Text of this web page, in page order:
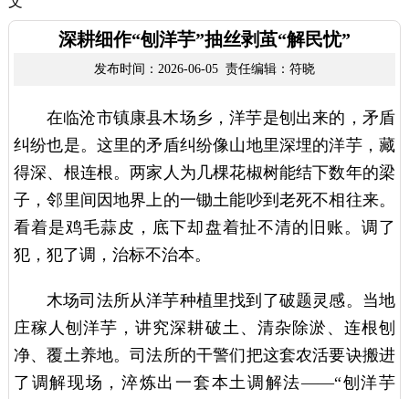
深耕细作“刨洋芋”抽丝剥茧“解民忧”
发布时间：2026-06-05 责任编辑：符晓
在临沧市镇康县木场乡，洋芋是刨出来的，矛盾
纠纷也是。这里的矛盾纠纷像山地里深埋的洋芋，藏
得深、根连根。两家人为几棵花椒树能结下数年的梁
子，邻里间因地界上的一锄土能吵到老死不相往来。
看着是鸡毛蒜皮，底下却盘着扯不清的旧账。调了
犯，犯了调，治标不治本。
木场司法所从洋芋种植里找到了破题灵感。当地
庄稼人刨洋芋，讲究深耕破土、清杂除淤、连根刨
净、覆土养地。司法所的干警们把这套农活要诀搬进
了调解现场，淬炼出一套本土调解法——“刨洋芋